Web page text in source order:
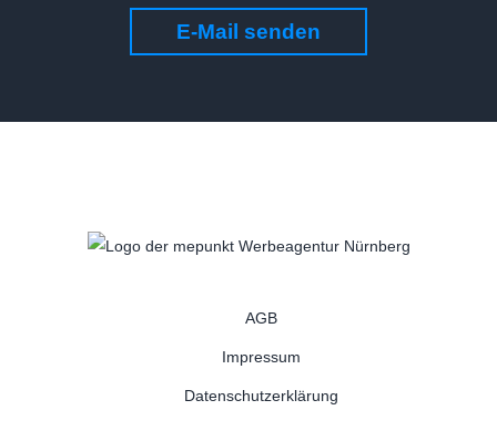
E-Mail senden
AGB
Impressum
Datenschutzerklärung